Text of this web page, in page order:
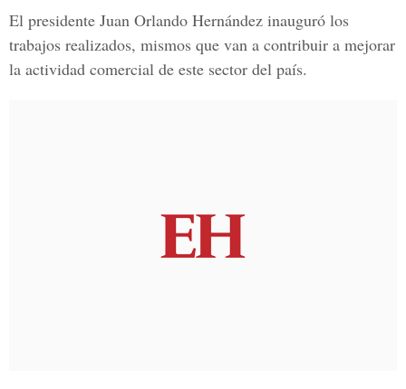
El presidente Juan Orlando Hernández inauguró los
trabajos realizados, mismos que van a contribuir a mejorar
la actividad comercial de este sector del país.